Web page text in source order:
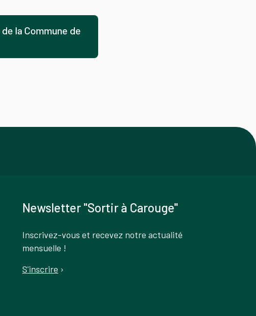
la Commune de
Newsletter "Sortir à Carouge"
Inscrivez-vous et recevez notre actualité
mensuelle !
S'inscrire ›